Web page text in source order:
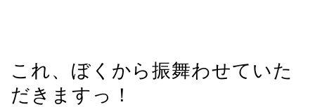
これ、ぼくから振舞わせていた
だきますっ！